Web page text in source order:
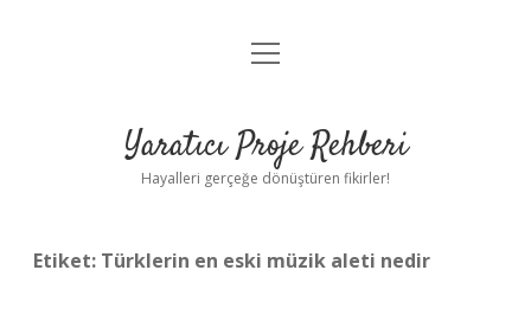
Anasayfa
Yasal Uyarı
menüyü
Yaratıcı Proje Rehberi
Hayalleri gerçeğe dönüştüren fikirler!
Etiket: Türklerin en eski müzik aleti nedir